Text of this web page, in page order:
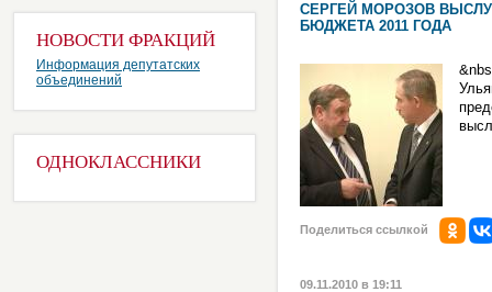
НОВОСТИ ФРАКЦИЙ
Информация депутатских
объединений
ОДНОКЛАССНИКИ
СЕРГЕЙ МОРОЗОВ
БЮДЖЕТА 2011 ГОДА
Поделиться ссылкой
09.11.2010 в 19:11